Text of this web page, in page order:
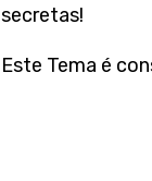
secretas!
Este Tema é